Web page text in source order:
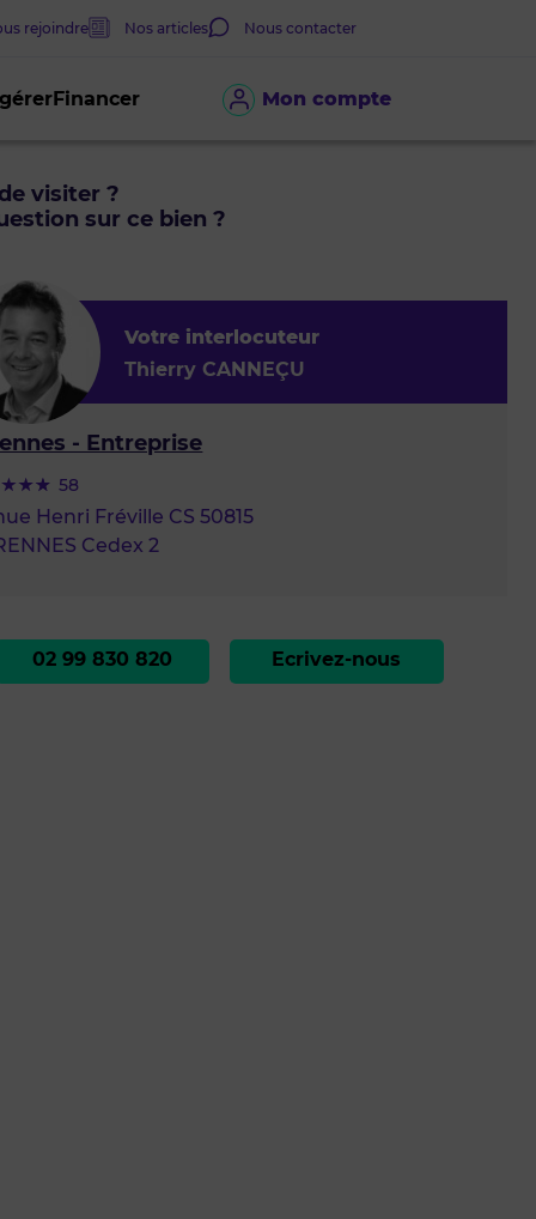
Mon compte
Financer
rejoindre Nos articles Nous contacter
visiter ?
sur ce bien ?
Votre interlocuteur
Thierry CANNEÇU
- Entreprise
58
Henri Fréville CS 50815
Cedex 2
02 99 830 820 Ecrivez-nous